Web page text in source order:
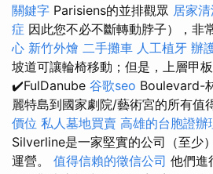
關鍵字 Parisiens的並排觀眾 居家
症 因此您不必不斷轉動脖子），非
心 新竹外燴 二手攤車 人工植牙 辦
坡道可讓輪椅移動；但是，上層甲板
✔️FulDanube 谷歌seo Boulevard-
麗特島到國家劇院/藝術宮的所有值
價位 私人墓地買賣 高雄的台胞證辦
Silverline是一家堅實的公司（至少
運營。 值得信賴的徵信公司 他們進